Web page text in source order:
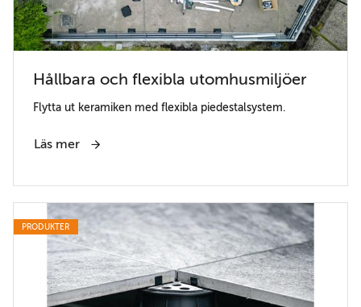
Hållbara och flexibla utomhusmiljöer
Flytta ut keramiken med flexibla piedestalsystem.
Läs mer
PRODUKTER